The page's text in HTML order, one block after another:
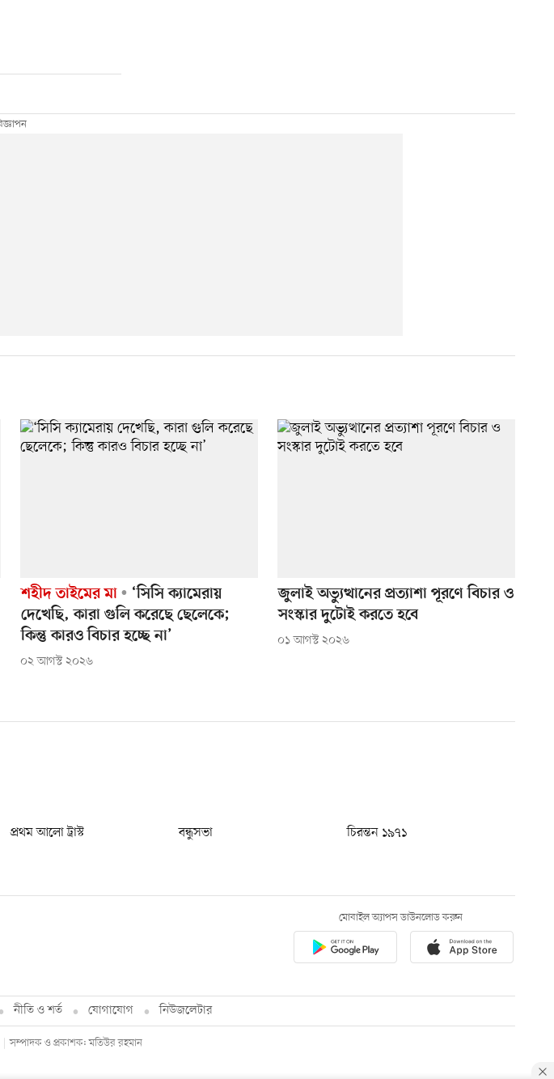
শহীদ তাইমের মা
‘সিসি ক্যামেরায়
দেখেছি, কারা গুলি করেছে ছেলেকে;
কিন্তু কারও বিচার হচ্ছে না’
০২ আগস্ট ২০২৬
জুলাই অভ্যুত্থানের প্রত্যাশা পূরণে বিচার ও
সংস্কার দুটোই করতে হবে
০১ আগস্ট ২০২৬
প্রথম আলো ট্রাস্ট বন্ধুসভা
চিরন্তন ১৯৭১
মোবাইল অ্যাপস ডাউনলোড করুন
নীতি ও শর্ত যোগাযোগ নিউজলেটার
সম্পাদক ও প্রকাশক: মতিউর রহমান